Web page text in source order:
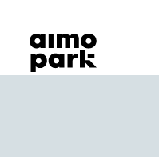
Hitta parkering
Samarbete
Kundservice